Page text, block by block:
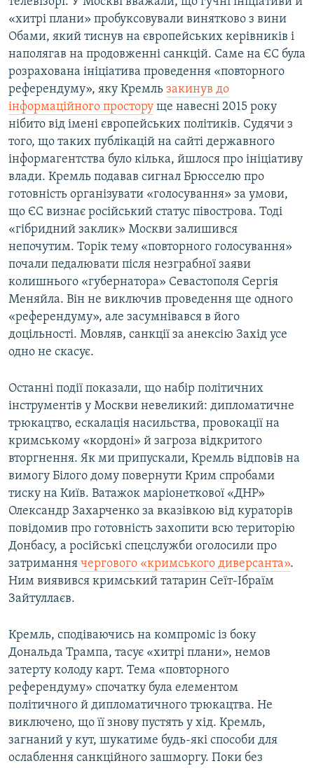
«хитрі плани» пробуксовували винятково з вини
Обами, який тиснув на європейських керівників і
наполягав на продовженні санкцій. Саме на ЄС була
розрахована ініціатива проведення «повторного
референдуму», яку Кремль закинув до
інформаційного простору ще навесні 2015 року
нібито від імені європейських політиків. Судячи з
того, що таких публікацій на сайті державного
інформагентства було кілька, йшлося про ініціативу
влади. Кремль подавав сигнал Брюсселю про
готовність організувати «голосування» за умови,
що ЄС визнає російський статус півострова. Тоді
«гібридний заклик» Москви залишився
непочутим. Торік тему «повторного голосування»
почали педалювати після незграбної заяви
колишнього «губернатора» Севастополя Сергія
Меняйла. Він не виключив проведення ще одного
«референдуму», але засумнівався в його
доцільності. Мовляв, санкції за анексію Захід усе
одно не скасує.
Останні події показали, що набір політичних
інструментів у Москви невеликий: дипломатичне
трюкацтво, ескалація насильства, провокації на
кримському «кордоні» й загроза відкритого
вторгнення. Як ми припускали, Кремль відповів на
вимогу Білого дому повернути Крим спробами
тиску на Київ. Ватажок маріонеткової «ДНР»
Олександр Захарченко за вказівкою від кураторів
повідомив про готовність захопити всю територію
Донбасу, а російські спецслужби оголосили про
затримання чергового «кримського диверсанта».
Ним виявився кримський татарин Сеїт-Ібраїм
Зайтуллаєв.
Кремль, сподіваючись на компроміс із боку
Дональда Трампа, тасує «хитрі плани», немов
затерту колоду карт. Тема «повторного
референдуму» спочатку була елементом
політичного й дипломатичного трюкацтва. Не
виключено, що її знову пустять у хід. Кремль,
загнаний у кут, шукатиме будь-які способи для
ослаблення санкційного зашморгу. Поки без